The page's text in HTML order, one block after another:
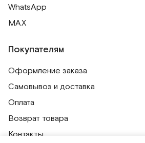
WhatsApp
MAX
Покупателям
Оформление заказа
Самовывоз и доставка
Оплата
Возврат товара
Контакты